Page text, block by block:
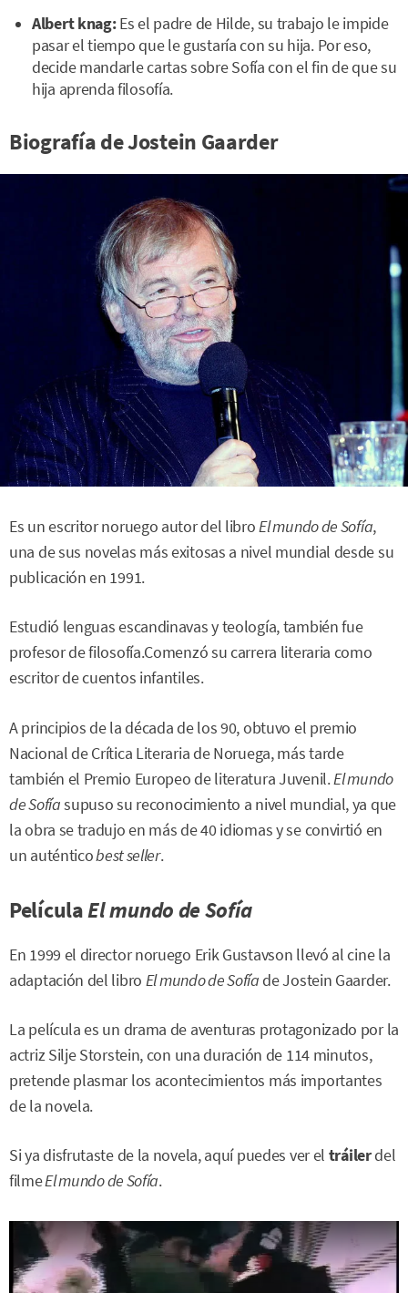
Albert knag:Es el padre de Hilde, su trabajo le impide
pasar el tiempo que le gustaría con su hija. Por eso,
decide mandarle cartas sobre Sofía con el fin de que su
hija aprenda filosofía.
Biografía de Jostein Gaarder
Es un escritor noruego autor del libroEl mundo de Sofía,
una de sus novelas más exitosas a nivel mundial desde su
publicación en 1991.
Estudió lenguas escandinavas y teología, también fue
profesor de filosofía.Comenzó su carrera literaria como
escritor de cuentos infantiles.
A principios de la década de los 90, obtuvo el premio
Nacional de Crítica Literaria de Noruega, más tarde
también el Premio Europeo de literatura Juvenil.El mundo
de Sofíasupuso su reconocimiento a nivel mundial, ya que
la obra se tradujo en más de 40 idiomas y se convirtió en
un auténticobest seller.
PelículaEl mundo de Sofía
En 1999 el director noruego Erik Gustavson llevó al cine la
adaptación del libro El mundo de Sofíade Jostein Gaarder.
La película es un drama de aventuras protagonizado por la
actriz Silje Storstein, con una duración de 114 minutos,
pretende plasmar los acontecimientos más importantes
de la novela.
Si ya disfrutaste de la novela, aquí puedes ver el tráilerdel
filmeEl mundo de Sofía.